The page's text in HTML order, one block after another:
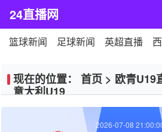
24直播网
篮球新闻 足球新闻 英超直播
现在的位置： 首页 > 欧青U19
意大利U19
2026-07-08